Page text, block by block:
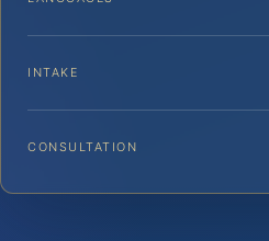
INTAKE
CONSULTATION